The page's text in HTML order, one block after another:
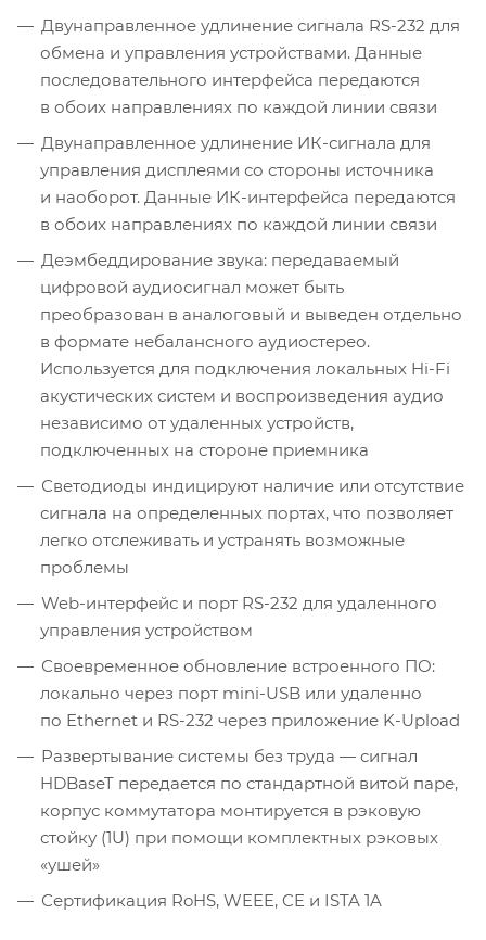
Двунаправленное удлинение сигнала RS-232 для
обмена и управления устройствами. Данные
последовательного интерфейса передаются
в обоих направлениях по каждой линии связи
Двунаправленное удлинение ИК-сигнала для
управления дисплеями со стороны источника
и наоборот. Данные ИК-интерфейса передаются
в обоих направлениях по каждой линии связи
Деэмбеддирование звука: передаваемый
цифровой аудиосигнал может быть
преобразован в аналоговый и выведен отдельно
в формате небалансного аудиостерео.
Используется для подключения локальных Hi-Fi
акустических систем и воспроизведения аудио
независимо от удаленных устройств,
подключенных на стороне приемника
Светодиоды индицируют наличие или отсутствие
сигнала на определенных портах, что позволяет
легко отслеживать и устранять возможные
проблемы
Web-интерфейс и порт RS-232 для удаленного
управления устройством
Своевременное обновление встроенного ПО:
локально через порт mini-USB или удаленно
по Ethernet и RS-232 через приложение K-Upload
Развертывание системы без труда — сигнал
HDBaseT передается по стандартной витой паре,
корпус коммутатора монтируется в рэковую
стойку (1U) при помощи комплектных рэковых
«ушей»
Сертификация RoHS, WEEE, CE и ISTA 1A